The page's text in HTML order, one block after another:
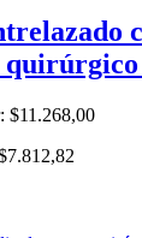
$11.268,00